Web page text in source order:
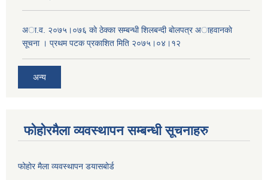
अा.व. २०७५।०७६ काे ठेक्का सम्बन्धी शिलबन्दी बाेलपत्र अाहवानकाे
सूचना । प्रथम पटक प्रकाशित मिति २०७५।०४।१२
अन्य
फोहोरमैला व्यवस्थापन सम्बन्धी सूचनाहरु
फोहोर मैला व्यवस्थापन डयासबोर्ड